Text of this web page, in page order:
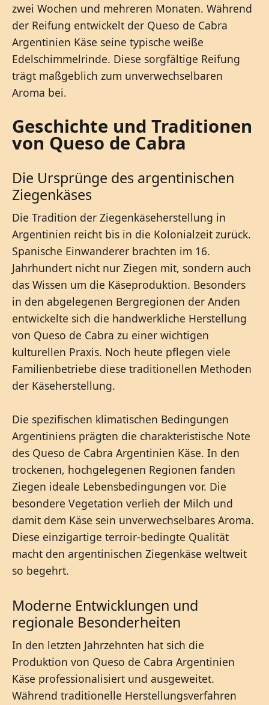
zwei Wochen und mehreren Monaten. Während
der Reifung entwickelt der Queso de Cabra
Argentinien Käse seine typische weiße
Edelschimmelrinde. Diese sorgfältige Reifung
trägt maßgeblich zum unverwechselbaren
Aroma bei.
Geschichte und Traditionen
von Queso de Cabra
Die Ursprünge des argentinischen
Ziegenkäses
Die Tradition der Ziegenkäseherstellung in
Argentinien reicht bis in die Kolonialzeit zurück.
Spanische Einwanderer brachten im 16.
Jahrhundert nicht nur Ziegen mit, sondern auch
das Wissen um die Käseproduktion. Besonders
in den abgelegenen Bergregionen der Anden
entwickelte sich die handwerkliche Herstellung
von Queso de Cabra zu einer wichtigen
kulturellen Praxis. Noch heute pflegen viele
Familienbetriebe diese traditionellen Methoden
der Käseherstellung.
Die spezifischen klimatischen Bedingungen
Argentiniens prägten die charakteristische Note
des Queso de Cabra Argentinien Käse. In den
trockenen, hochgelegenen Regionen fanden
Ziegen ideale Lebensbedingungen vor. Die
besondere Vegetation verlieh der Milch und
damit dem Käse sein unverwechselbares Aroma.
Diese einzigartige terroir-bedingte Qualität
macht den argentinischen Ziegenkäse weltweit
so begehrt.
Moderne Entwicklungen und
regionale Besonderheiten
In den letzten Jahrzehnten hat sich die
Produktion von Queso de Cabra Argentinien
Käse professionalisiert und ausgeweitet.
Während traditionelle Herstellungsverfahren